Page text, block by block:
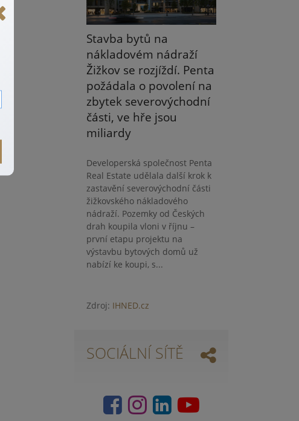
Stavba bytů na
nákladovém nádraží
Žižkov se rozjíždí. Penta
požádala o povolení na
zbytek severovýchodní
části, ve hře jsou
miliardy
Developerská společnost Penta
Real Estate udělala další krok k
zastavění severovýchodní části
žižkovského nákladového
nádraží. Pozemky od Českých
drah koupila vloni v říjnu –
první etapu projektu na
výstavbu bytových domů už
nabízí ke koupi, s...
Zdroj: IHNED.cz
SOCIÁLNÍ SÍTĚ